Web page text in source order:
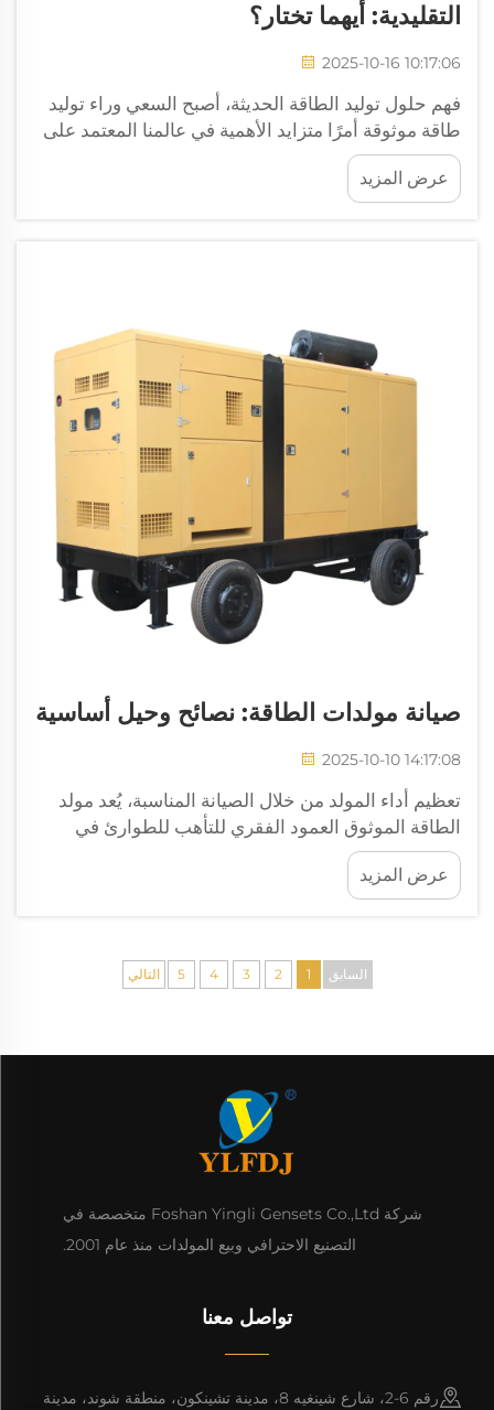
التقليدية: أيهما تختار؟
2025-10-16 10:17:06
فهم حلول توليد الطاقة الحديثة، أصبح السعي وراء توليد
طاقة موثوقة أمرًا متزايد الأهمية في عالمنا المعتمد على
الطاقة. سواء كنت تبحث عن توفير طاقة احتياطية لمنزلك
أو تسعى إلى حلول طاقة مستدامة...
عرض المزيد
صيانة مولدات الطاقة: نصائح وحيل أساسية
2025-10-10 14:17:08
تعظيم أداء المولد من خلال الصيانة المناسبة، يُعد مولد
الطاقة الموثوق العمود الفقري للتأهب للطوارئ في
المنازل والشركات على حد سواء. سواء كنت تحمي
عائلتك من انقطاعات الكهرباء غير المتوقعة أو تضمن
استمرارية العمل...
عرض المزيد
السابق 1
2
3
4
5 التالي
شركة Foshan Yingli Gensets Co.,Ltd متخصصة في
التصنيع الاحترافي وبيع المولدات منذ عام 2001.
تواصل معنا
رقم 6-2، شارع شينغيه 8، مدينة تشينكون، منطقة شوند، مدينة